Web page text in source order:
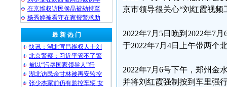
在京维权访民侯晶被劫持至
杨秀婷被看守在家报警求助
最 新 热 门
快讯：湖北宜昌维权人士刘
北京警察：习近平管不了警
被以“污辱国家领导人”行
湖北访民余甘林被再安监控
张少杰家前仍有监控车辆 女
京市领导很关心“刘红霞视
2022年7月5日晚到2022年7
于2022年7月4日上午带两个
2022年7月6号下午，郑州金
并将刘红霞强制按到车里强